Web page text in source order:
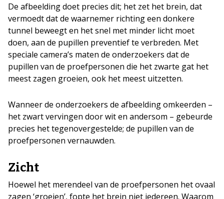
De afbeelding doet precies dit; het zet het brein, dat
vermoedt dat de waarnemer richting een donkere
tunnel beweegt en het snel met minder licht moet
doen, aan de pupillen preventief te verbreden. Met
speciale camera’s maten de onderzoekers dat de
pupillen van de proefpersonen die het zwarte gat het
meest zagen groeien, ook het meest uitzetten.
Wanneer de onderzoekers de afbeelding omkeerden –
het zwart vervingen door wit en andersom – gebeurde
precies het tegenovergestelde; de pupillen van de
proefpersonen vernauwden.
Zicht
Hoewel het merendeel van de proefpersonen het ovaal
zagen ‘groeien’, fopte het brein niet iedereen. Waarom